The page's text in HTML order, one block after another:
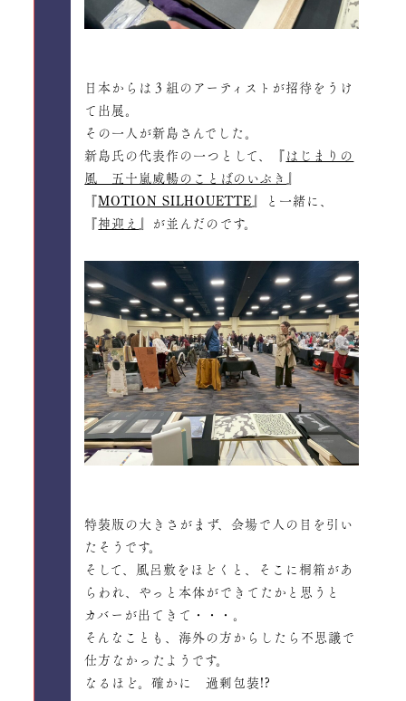
日本からは３組のアーティストが招待をうけ
て出展。
その一人が新島さんでした。
新島氏の代表作の一つとして、『はじまりの
風 五十嵐威暢のことばのいぶき 』
『MOTION SILHOUETTE 』と一緒に、
『神迎え 』が並んだのです。
特装版の大きさがまず、会場で人の目を引い
たそうです。
そして、風呂敷をほどくと、そこに桐箱があ
らわれ、やっと本体ができてたかと思うと
カバーが出てきて・・・。
そんなことも、海外の方からしたら不思議で
仕方なかったようです。
なるほど。確かに 過剰包装!?